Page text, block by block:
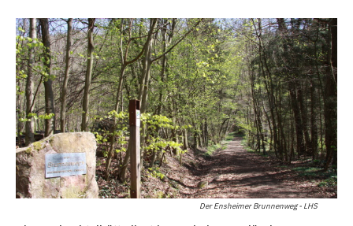
Der Ensheimer Brunnenweg - LHS